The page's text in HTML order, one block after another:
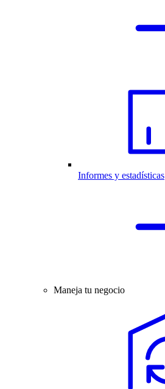
Informes y estadísticas
Maneja tu negocio